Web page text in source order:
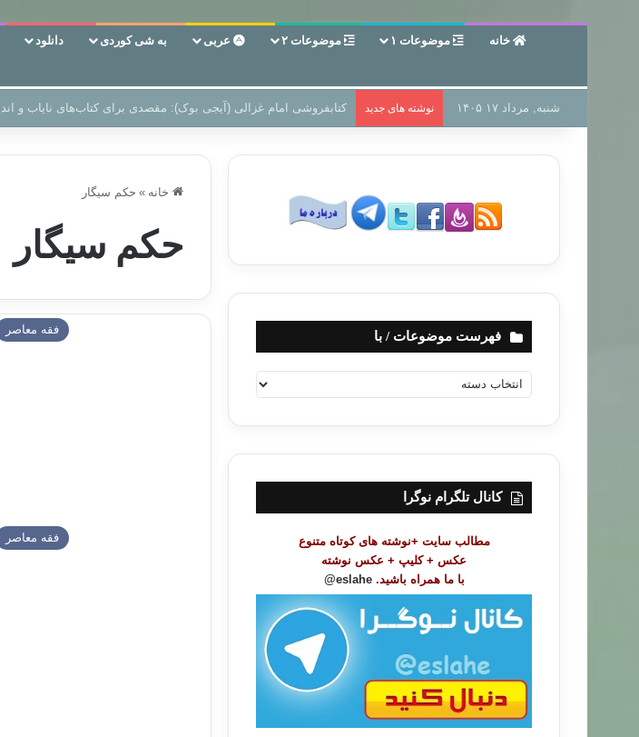
خانه موضوعات ۱ موضوعات ۲ عربی به شی کوردی دانلود
شنبه, مرداد ۱۷ ۱۴۰۵ نوشته های جدید سر دفتر فساد در زمین‌، دوری وکناره‌گیری از راه خداست‌!
خانه » حکم سیگار
حکم سیگار
فقه معاصر
فقه معاصر
فهرست موضوعات / با
ه
ت
ض
کانال تلگرام نوگرا
مطالب سایت +نوشته های کوتاه متنوع
عکس + کلیپ + عکس نوشته
با ما همراه باشید. eslahe@